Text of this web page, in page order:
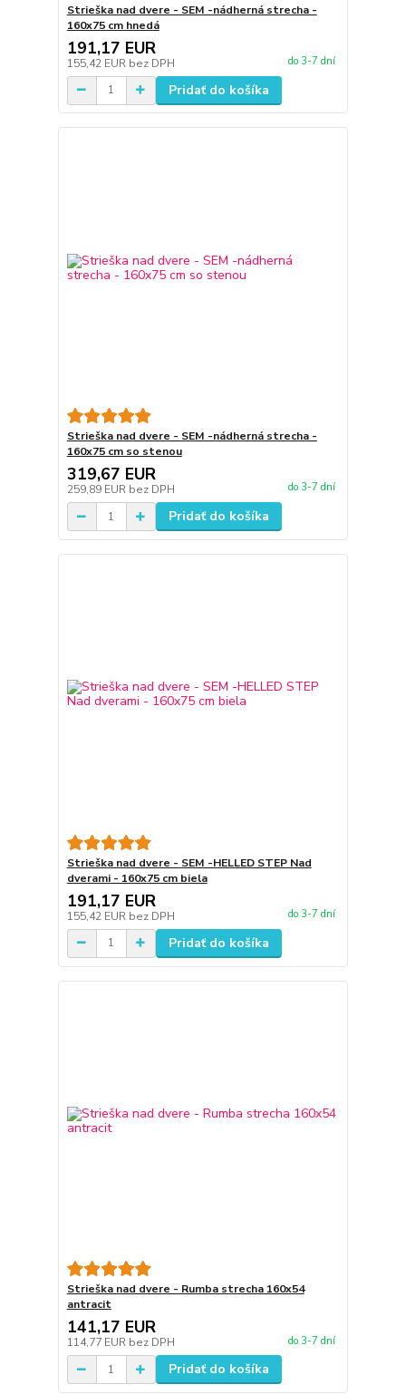
Strieška nad dvere - SEM -nádherná strecha -
160x75 cm hnedá
191,17 EUR
155,42 EUR bez DPH do 3-7 dní
Pridať do košíka
Strieška nad dvere - SEM -nádherná strecha -
160x75 cm so stenou
319,67 EUR
259,89 EUR bez DPH do 3-7 dní
Pridať do košíka
Strieška nad dvere - SEM -HELLED STEP Nad
dverami - 160x75 cm biela
191,17 EUR
155,42 EUR bez DPH do 3-7 dní
Pridať do košíka
Strieška nad dvere - Rumba strecha 160x54
antracit
141,17 EUR
114,77 EUR bez DPH do 3-7 dní
Pridať do košíka